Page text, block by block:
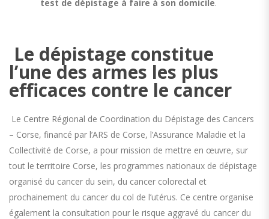
test de dépistage à faire à son domicile.
Le dépistage constitue
l’une des armes les plus
efficaces contre le cancer
Le Centre Régional de Coordination du Dépistage des Cancers
– Corse, financé par l’ARS de Corse, l’Assurance Maladie et la
Collectivité de Corse, a pour mission de mettre en œuvre, sur
tout le territoire Corse, les programmes nationaux de dépistage
organisé du cancer du sein, du cancer colorectal et
prochainement du cancer du col de l’utérus. Ce centre organise
également la consultation pour le risque aggravé du cancer du